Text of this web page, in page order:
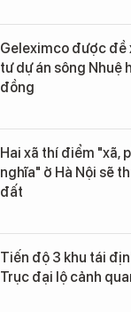
Geleximco được đề
tư dự án sông Nhuệ
đồng
Hai xã thí điểm "xã,
nghĩa" ở Hà Nội sẽ
đất
Tiến độ 3 khu tái
Trục đại lộ cảnh